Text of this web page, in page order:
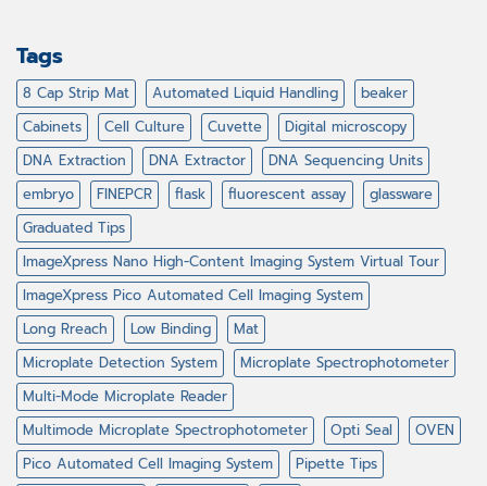
Tags
8 Cap Strip Mat Automated Liquid Handling
beaker
Cabinets
Cell Culture Cuvette
Digital microscopy
DNA Extraction
DNA Extractor
DNA Sequencing Units
embryo
FINEPCR flask fluorescent assay
glassware
Graduated Tips
ImageXpress Nano High-Content Imaging System Virtual Tour
ImageXpress Pico Automated Cell Imaging System
Long Rreach
Low Binding
Mat
Microplate Detection System
Microplate Spectrophotometer
Multi-Mode Microplate Reader
Multimode Microplate Spectrophotometer
Opti Seal
OVEN
Pico Automated Cell Imaging System
Pipette Tips